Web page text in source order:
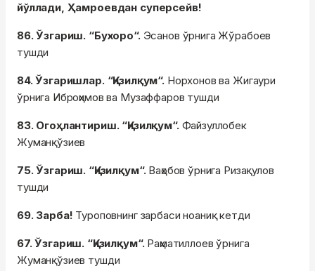
йўллади, Ҳамроевдан суперсейв!
86. Ўзгариш. “Бухоро“. Эсанов ўрнига Жўрабоев
тушди
84. Ўзгаришлар. “Қизилқум“. Норхонов ва Жигаури
ўрнига Иброҳимов ва Музаффаров тушди
83. Огоҳлантириш. “Қизилқум“. Файзуллобек
Жуманқўзиев
75. Ўзгариш. “Қизилқум“. Ваҳобов ўрнига Ризақулов
тушди
69. Зарба! Туроповнинг зарбаси ноаниқ кетди
67. Ўзгариш. “Қизилқум“. Раҳматиллоев ўрнига
Жуманқўзиев тушди